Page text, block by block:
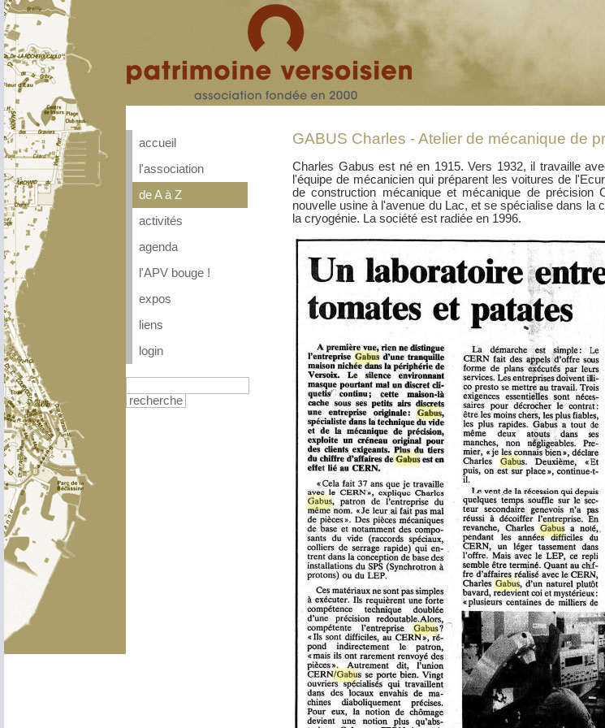
accueil
l'association
de A à Z
activités
agenda
l'APV bouge !
expos
liens
login
recherche
GABUS Charles - Atelier de mécanique de
Charles Gabus est né en 1915. Vers 1932, il travaille
l'équipe de mécanicien qui préparent les voitures de
de construction mécanique et mécanique de
nouvelle usine à l'avenue du Lac, et se spécialise dans
la cryogénie. La société est radiée en 1996.